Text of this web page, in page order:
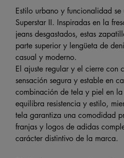
Estilo urbano y funcionalidad
Superstar II. Inspiradas en la
jeans desgastados, estas
parte superior y lengüeta de
casual y moderno.
El ajuste regular y el cierre con
sensación segura y estable en
combinación de tela y piel en
equilibra resistencia y estilo,
tela garantiza una comodidad
franjas y logos de adidas
carácter distintivo de la marca.